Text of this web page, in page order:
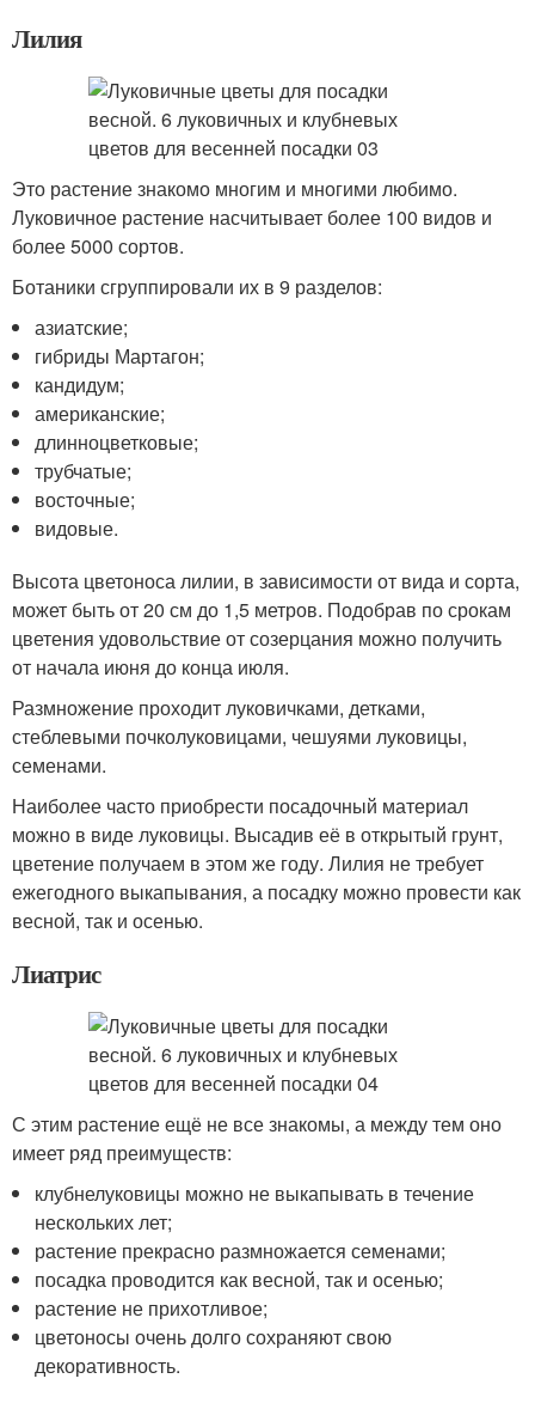
Лилия
Это растение знакомо многим и многими любимо.
Луковичное растение насчитывает более 100 видов и
более 5000 сортов.
Ботаники сгруппировали их в 9 разделов:
азиатские;
гибриды Мартагон;
кандидум;
американские;
длинноцветковые;
трубчатые;
восточные;
видовые.
Высота цветоноса лилии, в зависимости от вида и сорта,
может быть от 20 см до 1,5 метров. Подобрав по срокам
цветения удовольствие от созерцания можно получить
от начала июня до конца июля.
Размножение проходит луковичками, детками,
стеблевыми почколуковицами, чешуями луковицы,
семенами.
Наиболее часто приобрести посадочный материал
можно в виде луковицы. Высадив её в открытый грунт,
цветение получаем в этом же году. Лилия не требует
ежегодного выкапывания, а посадку можно провести как
весной, так и осенью.
Лиатрис
С этим растение ещё не все знакомы, а между тем оно
имеет ряд преимуществ:
клубнелуковицы можно не выкапывать в течение
нескольких лет;
растение прекрасно размножается семенами;
посадка проводится как весной, так и осенью;
растение не прихотливое;
цветоносы очень долго сохраняют свою
декоративность.